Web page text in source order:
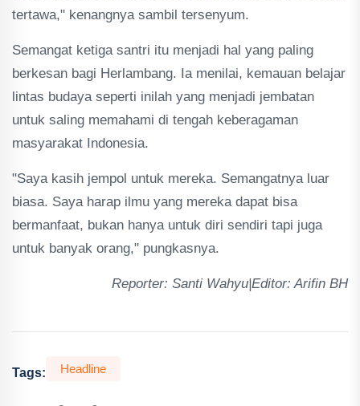
tertawa," kenangnya sambil tersenyum.
Semangat ketiga santri itu menjadi hal yang paling
berkesan bagi Herlambang. Ia menilai, kemauan belajar
lintas budaya seperti inilah yang menjadi jembatan
untuk saling memahami di tengah keberagaman
masyarakat Indonesia.
"Saya kasih jempol untuk mereka. Semangatnya luar
biasa. Saya harap ilmu yang mereka dapat bisa
bermanfaat, bukan hanya untuk diri sendiri tapi juga
untuk banyak orang," pungkasnya.
Reporter: Santi Wahyu|Editor: Arifin BH
Tags: Headline